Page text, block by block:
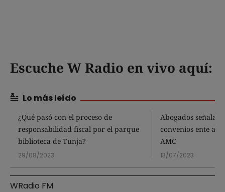
Escuche W Radio en vivo aquí:
Lo más leído
¿Qué pasó con el proceso de
responsabilidad fiscal por el parque
biblioteca de Tunja?
29/08/2023
Abogados
convenios ente
AMC
13/07/2023
WRadio FM